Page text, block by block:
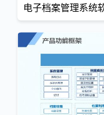
电子档案管理系统